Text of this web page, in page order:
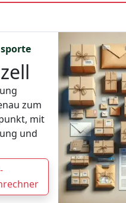
zum
mit
und